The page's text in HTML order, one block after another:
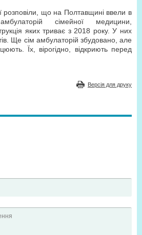
розповіли, що на Полтавщині ввели в
сімейної медицини,
яких триває з 2018 року. У них
Ще сім амбулаторій збудовано, але
Їх, вірогідно, відкриють перед
Версія для друку